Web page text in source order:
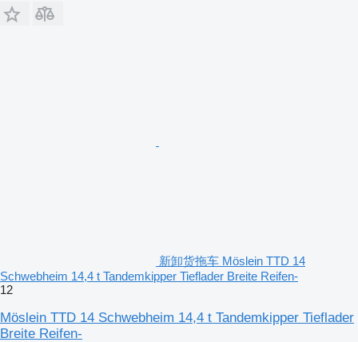
新卸货拖车 Möslein TTD 14
Schwebheim 14,4 t Tandemkipper Tieflader Breite Reifen-
12
Möslein TTD 14 Schwebheim 14,4 t Tandemkipper Tieflader
Breite Reifen-